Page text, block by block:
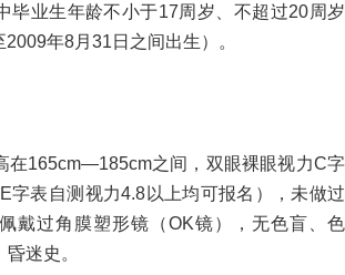
业生年龄不小于17周岁、不超过20周岁
2009年8月31日之间出生）。
165cm—185cm之间，双眼裸眼视力C字
字表自测视力4.8以上均可报名），未做过
戴过角膜塑形镜（OK镜），无色盲、色
迷史。